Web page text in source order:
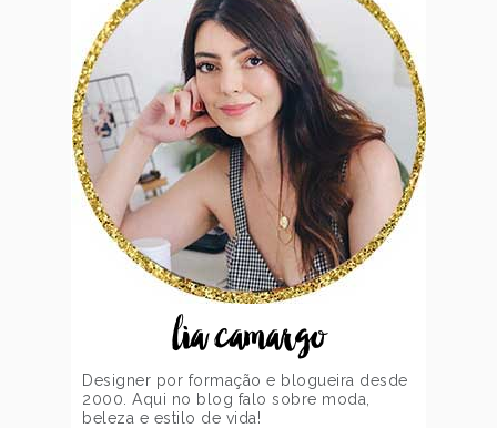
lia camargo
Designer por formação e blogueira desde
2000. Aqui no blog falo sobre moda,
beleza e estilo de vida!